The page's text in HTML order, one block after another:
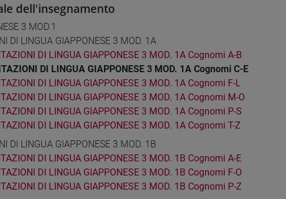
dell'insegnamento
3 MOD.1
DI LINGUA GIAPPONESE 3 MOD. 1A
DI LINGUA GIAPPONESE 3 MOD. 1A Cognomi A-B
DI LINGUA GIAPPONESE 3 MOD. 1A Cognomi C-E
DI LINGUA GIAPPONESE 3 MOD. 1A Cognomi F-L
DI LINGUA GIAPPONESE 3 MOD. 1A Cognomi M-O
DI LINGUA GIAPPONESE 3 MOD. 1A Cognomi P-S
DI LINGUA GIAPPONESE 3 MOD. 1A Cognomi T-Z
DI LINGUA GIAPPONESE 3 MOD. 1B
DI LINGUA GIAPPONESE 3 MOD. 1B Cognomi A-E
DI LINGUA GIAPPONESE 3 MOD. 1B Cognomi F-O
DI LINGUA GIAPPONESE 3 MOD. 1B Cognomi P-Z